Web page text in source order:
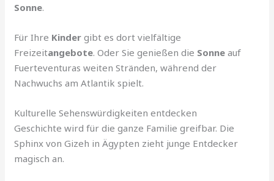
Sonne.
Für Ihre Kinder gibt es dort vielfältige
Freizeitangebote. Oder Sie genießen die Sonne auf
Fuerteventuras weiten Stränden, während der
Nachwuchs am Atlantik spielt.
Kulturelle Sehenswürdigkeiten entdecken
Geschichte wird für die ganze Familie greifbar. Die
Sphinx von Gizeh in Ägypten zieht junge Entdecker
magisch an.